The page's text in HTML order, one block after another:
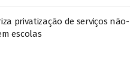
privatização de serviços não-
escolas